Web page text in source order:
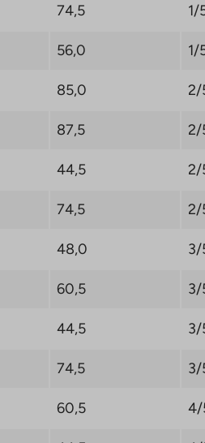
74,5 1/
56,0 1/
85,0 2/
87,5 2/
44,5 2/
74,5 2/
48,0 3/
60,5 3/
44,5 3/
74,5 3/
60,5 4/